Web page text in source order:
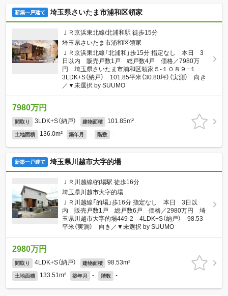
新築一戸建て 埼玉県さいたま市浦和区領家
ＪＲ京浜東北線/北浦和駅 徒歩15分
埼玉県さいたま市浦和区領家
ＪＲ京浜東北線「北浦和」歩15分 指定なし 本日 3
日以内 販売戸数1戸 総戸数4戸 価格／7980万
円 埼玉県さいたま市浦和区領家５-１０８９−１
3LDK+S（納戸） 101.85平米（30.80坪）（実測） 向き
／▼未選択 by SUUMO
7980万円
間取り 3LDK+S（納戸） 建物面積 101.85m²
土地面積 136.0m² 築年月 - 階数 -
新築一戸建て 埼玉県川越市大字的場
ＪＲ川越線/的場駅 徒歩16分
埼玉県川越市大字的場
ＪＲ川越線「的場」歩16分 指定なし 本日 3日以
内 販売戸数1戸 総戸数6戸 価格／2980万円 埼
玉県川越市大字的場449-2 4LDK+S（納戸） 98.53
平米（実測） 向き／▼未選択 by SUUMO
2980万円
間取り 4LDK+S（納戸） 建物面積 98.53m²
土地面積 133.51m² 築年月 - 階数 -